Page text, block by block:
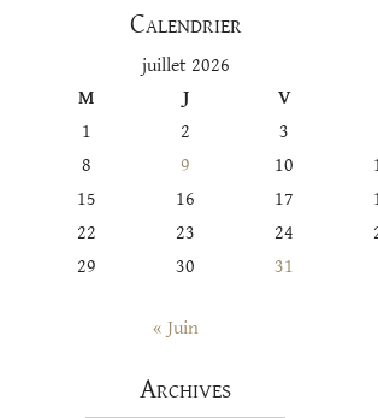
Calendrier
juillet 2026
M J
V
1
2
3
8 9 10
15 16 17
22 23 24
29 30 31
« Juin
Archives